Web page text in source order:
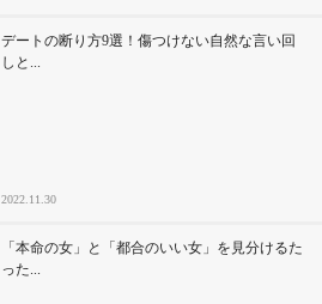
デートの断り方9選！傷つけない自然な言い回
しと...
2022.11.30
「本命の女」と「都合のいい女」を見分けるた
った...